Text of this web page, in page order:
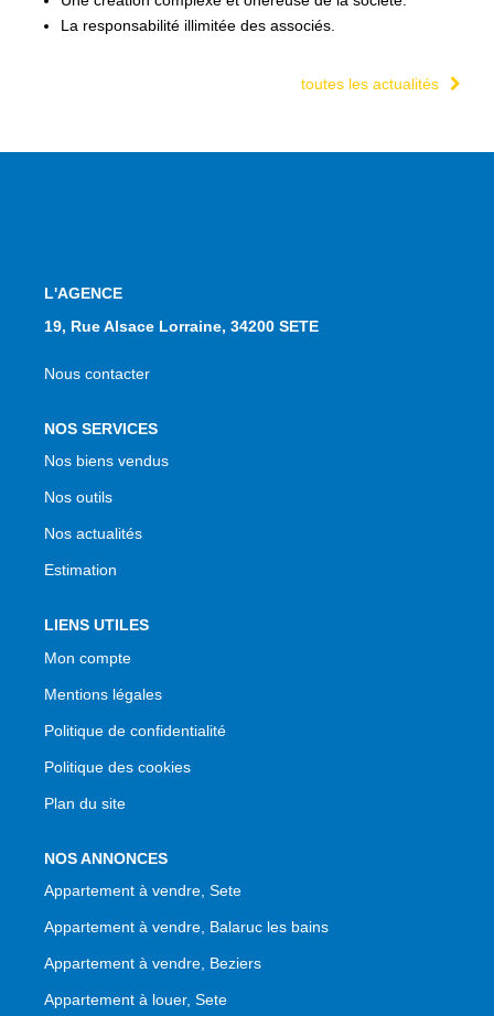
La responsabilité illimitée des associés.
toutes les actualités
L'AGENCE
19, Rue Alsace Lorraine, 34200 SETE
Nous contacter
NOS SERVICES
Nos biens vendus
Nos outils
Nos actualités
Estimation
LIENS UTILES
Mon compte
Mentions légales
Politique de confidentialité
Politique des cookies
Plan du site
NOS ANNONCES
Appartement à vendre, Sete
Appartement à vendre, Balaruc les bains
Appartement à vendre, Beziers
Appartement à louer, Sete